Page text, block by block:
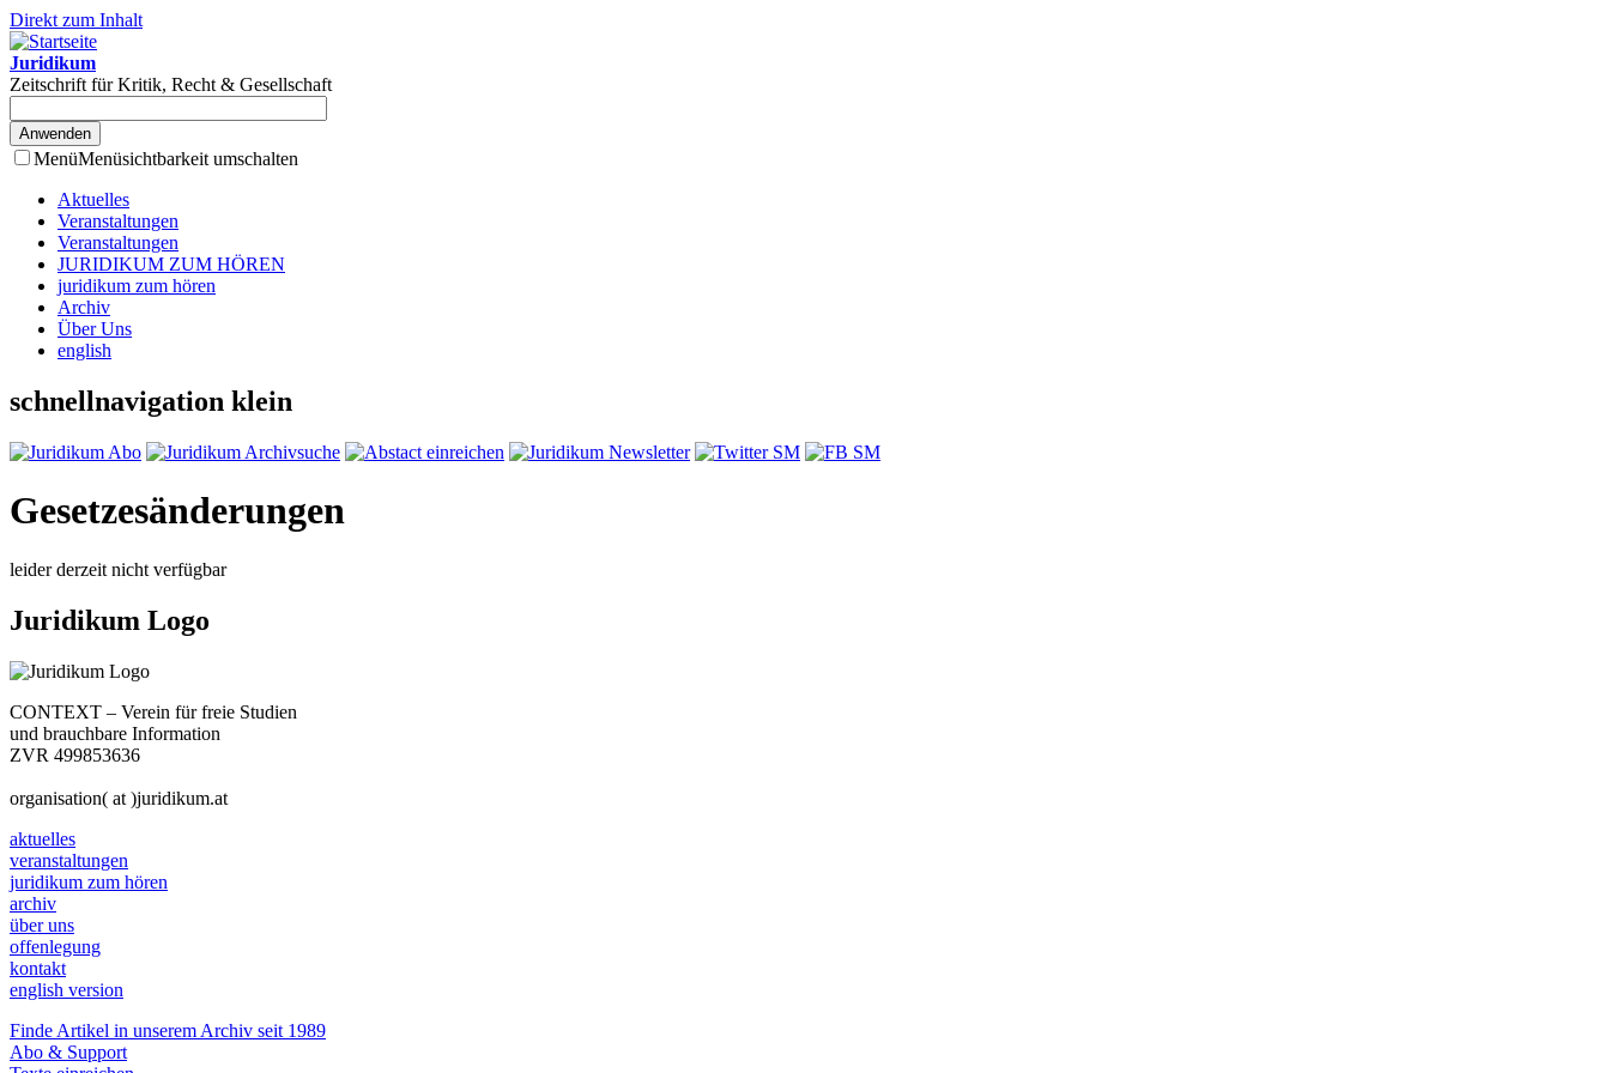
Direkt zum Inhalt
Juridikum
Zeitschrift für Kritik, Recht & Gesellschaft
MenüMenüsichtbarkeit umschalten
Aktuelles
Veranstaltungen
Veranstaltungen
JURIDIKUM ZUM HÖREN
juridikum zum hören
Archiv
Über Uns
english
schnellnavigation klein
Gesetzesänderungen
leider derzeit nicht verfügbar
Juridikum Logo
CONTEXT – Verein für freie Studien
und brauchbare Information
ZVR 499853636
organisation( at )juridikum.at
aktuelles
veranstaltungen
juridikum zum hören
archiv
über uns
offenlegung
kontakt
english version
Finde Artikel in unserem Archiv seit 1989
Abo & Support